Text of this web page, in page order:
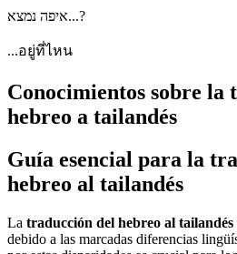
איפה נמצא...?
...อยู่ที่ไหน
Conocimientos sobre la
hebreo a tailandés
Guía esencial para la
hebreo al tailandés
La traducción del hebreo al tailandés
debido a las marcadas diferencias